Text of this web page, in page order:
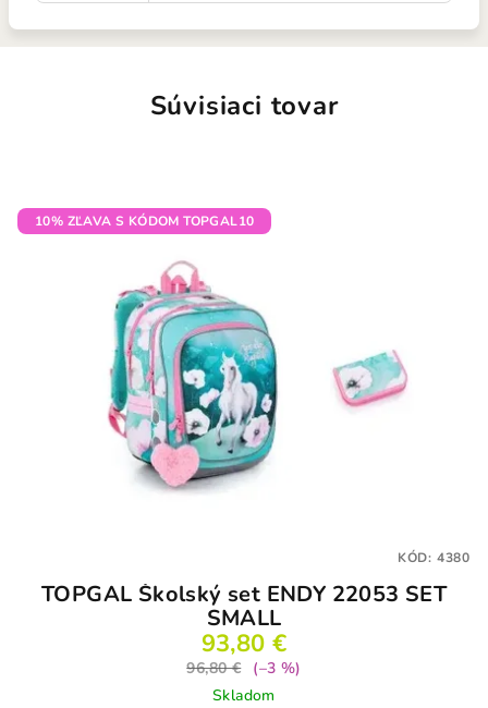
Súvisiaci tovar
10% ZĽAVA S KÓDOM TOPGAL10
TOPGAL Školský set ENDY 22053 SET
SMALL
93,80 €
96,80 €
(–3 %)
Skladom
KÓD: 4380